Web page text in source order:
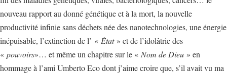
nouveau rapport au donné génétique et à la mort, la nouvelle
productivité infinie sans déchets née des nanotechnologies, une énergie
inépuisable, l’extinction de l’ « État» et de l’idolâtrie des
« pouvoirs»… et même un chapitre sur le « Nom de Dieu » en
hommage à l’ami Umberto Eco dont j’aime croire que, s’il avait vu ma